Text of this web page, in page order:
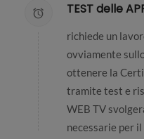
richiede un
ovviamente
ottenere la
tramite test e
WEB TV
necessarie per